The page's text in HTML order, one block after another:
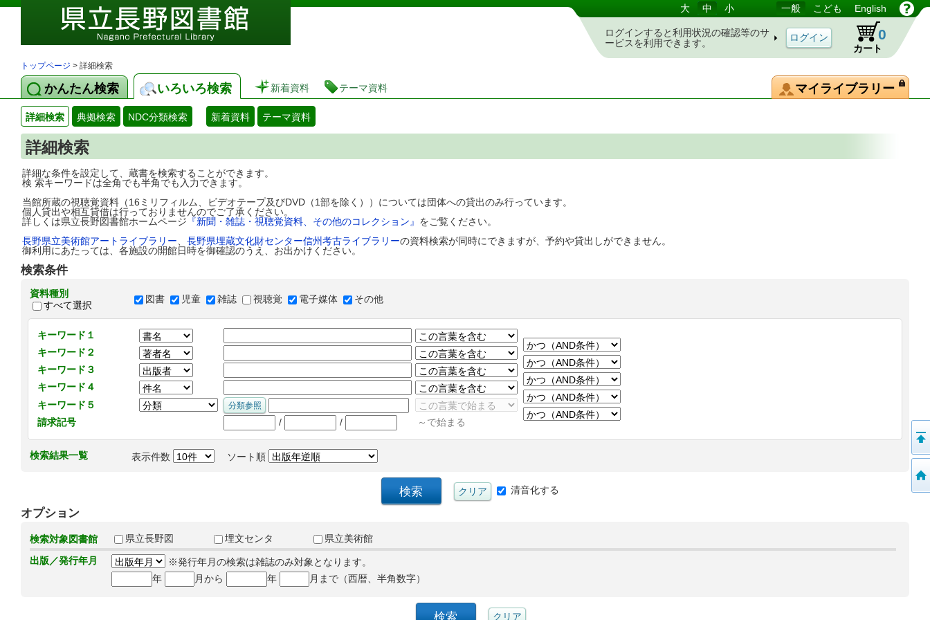
図書館 蔵書検索・予約システム 大 中 小 一般 こども English
ログインすると利用状況の確認等のサ
ービスを利用できます。
カート
0
トップページ > 詳細検索
かんたん検索 いろいろ検索 新着資料 テーマ資料 マイライブラリー
詳細検索 典拠検索 NDC分類検索 新着資料 テーマ資料
詳細検索
詳細な条件を設定して、蔵書を検索することができます。
検 索キーワードは全角でも半角でも入力できます。
当館所蔵の視聴覚資料（16ミリフィルム、ビデオテープ及びDVD（1部を除く））については団体への貸出のみ行っています。
個人貸出や相互貸借は行っておりませんのでご了承ください。
詳しくは県立長野図書館ホームページ 『新聞・雑誌・視聴覚資料、その他のコレクション』 をご覧ください。
長野県立美術館アートライブラリー
長野県埋蔵文化財センター信州考古ライブラリーの資料検索が同時にできますが、予約や貸出しができません。
御利用にあたっては、各施設の開館日時を御確認のうえ、お出かけください。
検索条件
資料種別
すべて選択
図書 児童 雑誌 視聴覚 電子媒体 その他
キーワード１
キーワード２
キーワード３
キーワード４
キーワード５
請求記号
/ / ～で始まる
検索結果一覧 表示件数 ソート順
清音化する
オプション
検索対象図書館 県立長野図 埋文センタ
県立美術館
出版／発行年月
※発行年月の検索は雑誌のみ対象となります。
年
月から 年 月まで（西暦、半角数字）